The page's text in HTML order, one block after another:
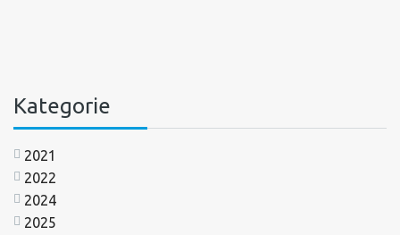
Kategorie
2021
2022
2024
2025